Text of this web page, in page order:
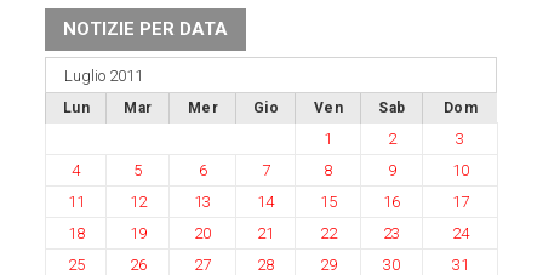
NOTIZIE PER DATA
Luglio 2011
Lun Mar Mer Gio Ven Sab Dom
1 2
3
4
5 6 7 8 9
10
11
12 13 14 15 16
17
18
19 20 21 22 23
24
25
26 27 28 29 30 31